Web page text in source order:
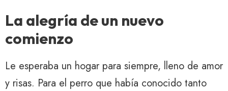
La alegría de un nuevo
comienzo
Le esperaba un hogar para siempre, lleno de amor
y risas. Para el perro que había conocido tanto